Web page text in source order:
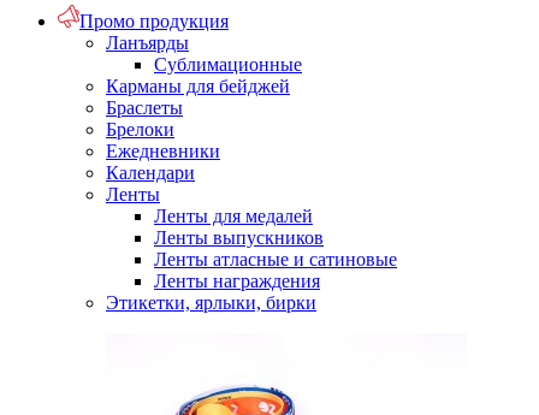
Промо продукция
Ланъярды
Сублимационные
Карманы для бейджей
Браслеты
Брелоки
Ежедневники
Календари
Ленты
Ленты для медалей
Ленты выпускников
Ленты атласные и сатиновые
Ленты награждения
Этикетки, ярлыки, бирки